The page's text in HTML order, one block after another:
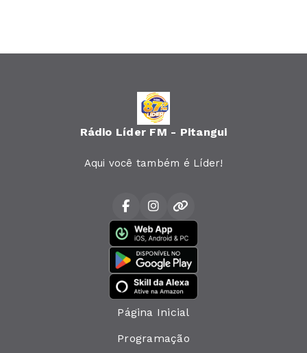
Rádio Líder FM - Pitangui
Aqui você também é Líder!
Página Inicial
Programação